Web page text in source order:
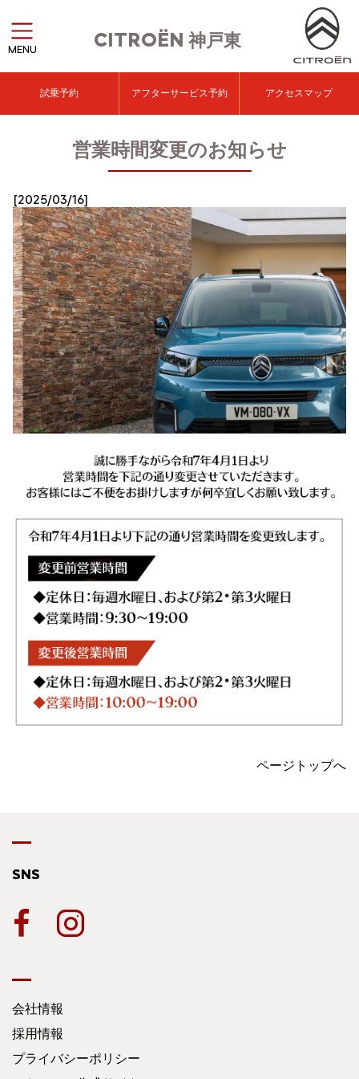
CITROËN神戸東
MENU
試乗予約 アフターサービス予約 アクセスマップ
営業時間変更のお知らせ
[2025/03/16]
ページトップへ
SNS
会社情報
採用情報
プライバシーポリシー